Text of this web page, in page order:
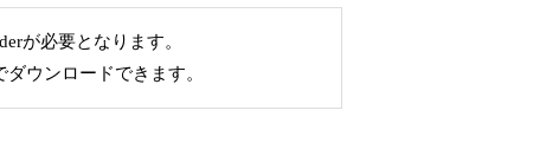
が必要となります。
ウンロードできます。